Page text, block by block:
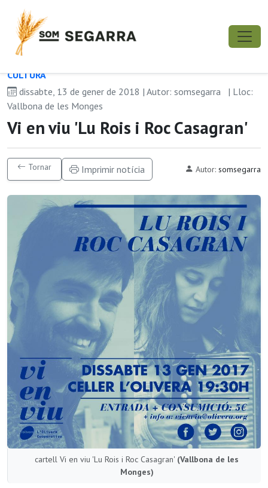
CULTURA
dissabte, 13 de gener de 2018 | Autor: somsegarra
| Lloc:
Vallbona de les Monges
Vi en viu 'Lu Rois i Roc Casagran'
Tornar Imprimir notícia Autor: somsegarra
cartell Vi en viu 'Lu Rois i Roc Casagran' (Vallbona de les
Monges)